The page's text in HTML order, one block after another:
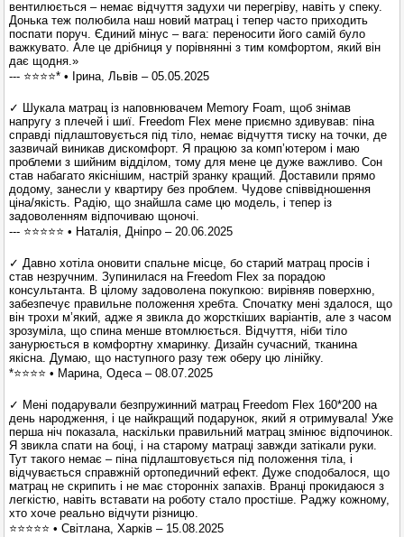
вентилюється – немає відчуття задухи чи перегріву, навіть у спеку.
Донька теж полюбила наш новий матрац і тепер часто приходить
поспати поруч. Єдиний мінус – вага: переносити його самій було
важкувато. Але це дрібниця у порівнянні з тим комфортом, який він
дає щодня.»
--- ⭐⭐⭐⭐* • Ірина, Львів – 05.05.2025
✓ Шукала матрац із наповнювачем Memory Foam, щоб знімав
напругу з плечей і шиї. Freedom Flex мене приємно здивував: піна
справді підлаштовується під тіло, немає відчуття тиску на точки, де
зазвичай виникав дискомфорт. Я працюю за комп’ютером і маю
проблеми з шийним відділом, тому для мене це дуже важливо. Сон
став набагато якіснішим, настрій зранку кращий. Доставили прямо
додому, занесли у квартиру без проблем. Чудове співвідношення
ціна/якість. Радію, що знайшла саме цю модель, і тепер із
задоволенням відпочиваю щоночі.
--- ⭐⭐⭐⭐⭐ • Наталія, Дніпро – 20.06.2025
✓ Давно хотіла оновити спальне місце, бо старий матрац просів і
став незручним. Зупинилася на Freedom Flex за порадою
консультанта. В цілому задоволена покупкою: вирівняв поверхню,
забезпечує правильне положення хребта. Спочатку мені здалося, що
він трохи м’який, адже я звикла до жорсткіших варіантів, але з часом
зрозуміла, що спина менше втомлюється. Відчуття, ніби тіло
занурюється в комфортну хмаринку. Дизайн сучасний, тканина
якісна. Думаю, що наступного разу теж оберу цю лінійку.
*⭐⭐⭐⭐ • Марина, Одеса – 08.07.2025
✓ Мені подарували безпружинний матрац Freedom Flex 160*200 на
день народження, і це найкращий подарунок, який я отримувала! Уже
перша ніч показала, наскільки правильний матрац змінює відпочинок.
Я звикла спати на боці, і на старому матраці завжди затікали руки.
Тут такого немає – піна підлаштовується під положення тіла, і
відчувається справжній ортопедичний ефект. Дуже сподобалося, що
матрац не скрипить і не має сторонніх запахів. Вранці прокидаюся з
легкістю, навіть вставати на роботу стало простіше. Раджу кожному,
хто хоче реально відчути різницю.
⭐⭐⭐⭐⭐ • Світлана, Харків – 15.08.2025